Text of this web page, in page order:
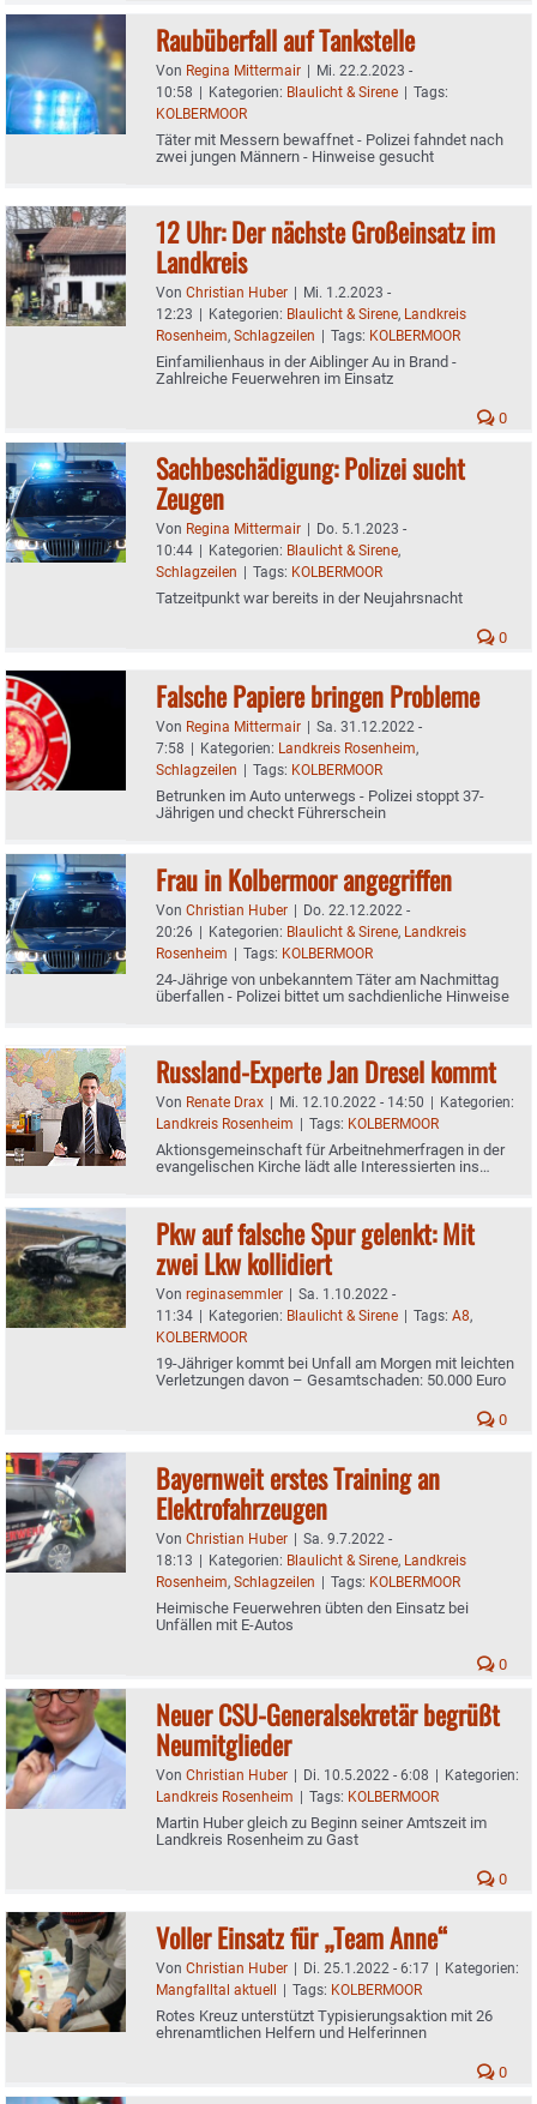
Raubüberfall auf Tankstelle
Von Regina Mittermair | Mi. 22.2.2023 -
10:58 | Kategorien: Blaulicht & Sirene | Tags:
KOLBERMOOR
Täter mit Messern bewaffnet - Polizei fahndet nach
zwei jungen Männern - Hinweise gesucht
12 Uhr: Der nächste Großeinsatz im
Landkreis
Von Christian Huber | Mi. 1.2.2023 -
12:23 | Kategorien: Blaulicht & Sirene, Landkreis
Rosenheim, Schlagzeilen | Tags: KOLBERMOOR
Einfamilienhaus in der Aiblinger Au in Brand -
Zahlreiche Feuerwehren im Einsatz
0
Sachbeschädigung: Polizei sucht
Zeugen
Von Regina Mittermair | Do. 5.1.2023 -
10:44 | Kategorien: Blaulicht & Sirene,
Schlagzeilen | Tags: KOLBERMOOR
Tatzeitpunkt war bereits in der Neujahrsnacht
0
Falsche Papiere bringen Probleme
Von Regina Mittermair | Sa. 31.12.2022 -
7:58 | Kategorien: Landkreis Rosenheim,
Schlagzeilen | Tags: KOLBERMOOR
Betrunken im Auto unterwegs - Polizei stoppt 37-
Jährigen und checkt Führerschein
Frau in Kolbermoor angegriffen
Von Christian Huber | Do. 22.12.2022 -
20:26 | Kategorien: Blaulicht & Sirene, Landkreis
Rosenheim | Tags: KOLBERMOOR
24-Jährige von unbekanntem Täter am Nachmittag
überfallen - Polizei bittet um sachdienliche Hinweise
Russland-Experte Jan Dresel kommt
Von Renate Drax | Mi. 12.10.2022 - 14:50 | Kategorien:
Landkreis Rosenheim | Tags: KOLBERMOOR
Aktionsgemeinschaft für Arbeitnehmerfragen in der
evangelischen Kirche lädt alle Interessierten ins
Pkw auf falsche Spur gelenkt: Mit
zwei Lkw kollidiert
Von reginasemmler | Sa. 1.10.2022 -
11:34 | Kategorien: Blaulicht & Sirene | Tags: A8,
KOLBERMOOR
19-Jähriger kommt bei Unfall am Morgen mit leichten
Verletzungen davon – Gesamtschaden: 50.000 Euro
0
Bayernweit erstes Training an
Elektrofahrzeugen
Von Christian Huber | Sa. 9.7.2022 -
18:13 | Kategorien: Blaulicht & Sirene, Landkreis
Rosenheim, Schlagzeilen | Tags: KOLBERMOOR
Heimische Feuerwehren übten den Einsatz bei
Unfällen mit E-Autos
0
Neuer CSU-Generalsekretär begrüßt
Neumitglieder
Von Christian Huber | Di. 10.5.2022 - 6:08 | Kategorien:
Landkreis Rosenheim | Tags: KOLBERMOOR
Martin Huber gleich zu Beginn seiner Amtszeit im
Landkreis Rosenheim zu Gast
0
Voller Einsatz für „Team Anne“
Von Christian Huber | Di. 25.1.2022 - 6:17 | Kategorien:
Mangfalltal aktuell | Tags: KOLBERMOOR
Rotes Kreuz unterstützt Typisierungsaktion mit 26
ehrenamtlichen Helfern und Helferinnen
0